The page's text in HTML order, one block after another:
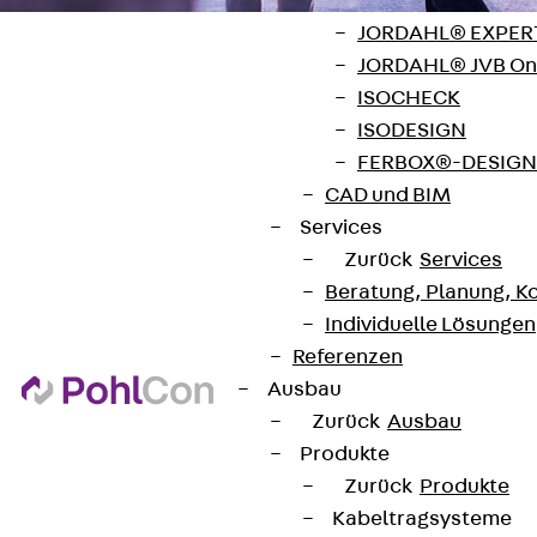
JORDAHL®
JORDAHL® JVB
ISOCHECK
ISODESIGN
FERBOX®-
CAD und BIM
Services
Zurück Services
Beratung, Planung,
Individuelle Lösungen
Referenzen
Ausbau
Zurück Ausbau
Produkte
Zurück Produkte
Kabeltragsysteme